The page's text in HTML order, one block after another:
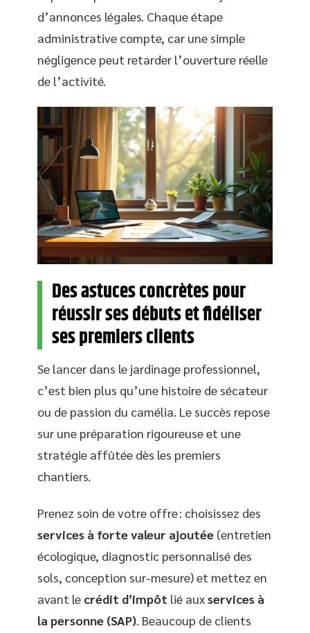
d’annonces légales. Chaque étape
administrative compte, car une simple
négligence peut retarder l’ouverture réelle
de l’activité.
Des astuces concrètes pour
réussir ses débuts et fidéliser
ses premiers clients
Se lancer dans le jardinage professionnel,
c’est bien plus qu’une histoire de sécateur
ou de passion du camélia. Le succès repose
sur une préparation rigoureuse et une
stratégie affûtée dès les premiers
chantiers.
Prenez soin de votre offre : choisissez des
services à forte valeur ajoutée (entretien
écologique, diagnostic personnalisé des
sols, conception sur-mesure) et mettez en
avant le crédit d’impôt lié auxservices à
la personne (SAP). Beaucoup de clients